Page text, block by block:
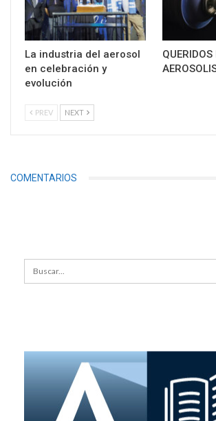
La industria del aerosol
en celebración y
evolución
QUERIDOS
PREV NEXT
COMENTARIOS